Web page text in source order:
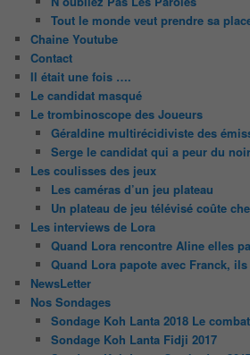
Tout le monde veut prendre sa
Chaine Youtube
Contact
Il était une fois ….
Le candidat masqué
Le trombinoscope des Joueurs
Géraldine multirécidiviste des
Serge le candidat qui a peur du
Les coulisses des jeux
Les caméras d’un jeu plateau
Un plateau de jeu télévisé coûte
Les interviews de Lora
Quand Lora rencontre Aline elles
Quand Lora papote avec Franck,
NewsLetter
Nos Sondages
Sondage Koh Lanta 2018 Le
Sondage Koh Lanta Fidji 2017